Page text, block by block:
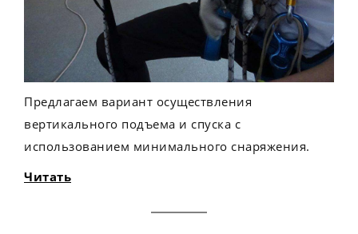
Предлагаем вариант осуществления
вертикального подъема и спуска с
использованием минимального снаряжения.
Читать